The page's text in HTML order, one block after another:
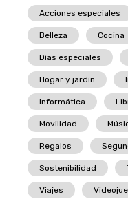
Acciones especiales
Belleza Cocina
Días especiales
Hogar y jardín
Informática
Movilidad
Regalos
Sostenibilidad
Viajes